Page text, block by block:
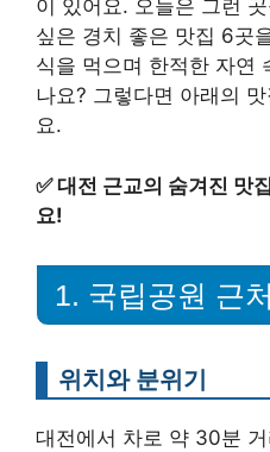
이 있어요. 오늘은 그런
싶은 경치 좋은 맛집 6곳
식을 먹으며 한적한 자연
나요? 그렇다면 아래의
요.
✅대전 근교의 숨겨진 맛
요!
1. 국립공원 근
위치와 분위기
대전에서 차로 약 30분 거